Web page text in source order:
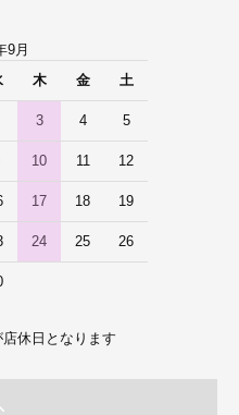
9月
木 金 土
3 4 5
10 11 12
17 18 19
24 25 26
休日となります